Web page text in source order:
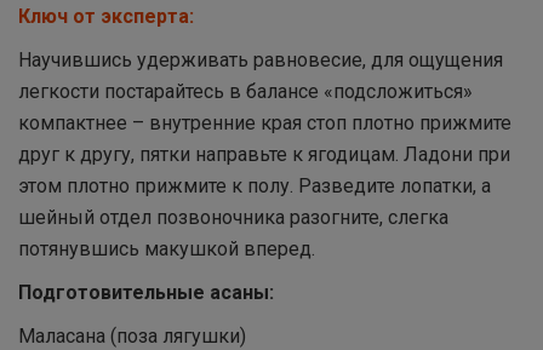
Ключ от эксперта:
Научившись удерживать равновесие, для ощущения
легкости постарайтесь в балансе «подсложиться»
компактнее – внутренние края стоп плотно прижмите
друг к другу, пятки направьте к ягодицам. Ладони при
этом плотно прижмите к полу. Разведите лопатки, а
шейный отдел позвоночника разогните, слегка
потянувшись макушкой вперед.
Подготовительные асаны:
Маласана (поза лягушки)